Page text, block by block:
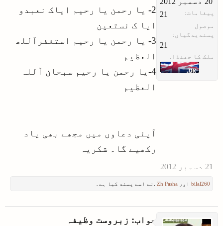
پیغامات: 21
موصول
پسندیدگیاں:
21
ملک کا جھنڈا:
2- یا رحمن یا رحیم ایاک نعبدو
ایا ک نستعین
3- یا رحمن یا رحیم استغفرآللھ
العظیم
4-یا رحمن یا رحیم سبحان آللہ
العظیم
آپنی دعاوں میں مجھے بھی یاد
رکھیے گا۔ شکریہ
bilal260 اور Zh Pasha .نے اسے پسند کیا ہے۔
جواب: زبروست وظیفہ